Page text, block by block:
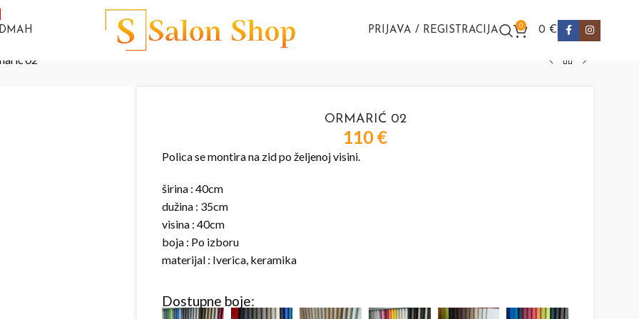
PRIJAVA / REGISTRACIJA 0 0 €
02
ORMARIĆ 02
110€
Polica se montira na zid po željenoj visini.
širina : 40cm
dužina : 35cm
visina : 40cm
boja : Po izboru
materijal : Iverica, keramika
Dostupne boje: